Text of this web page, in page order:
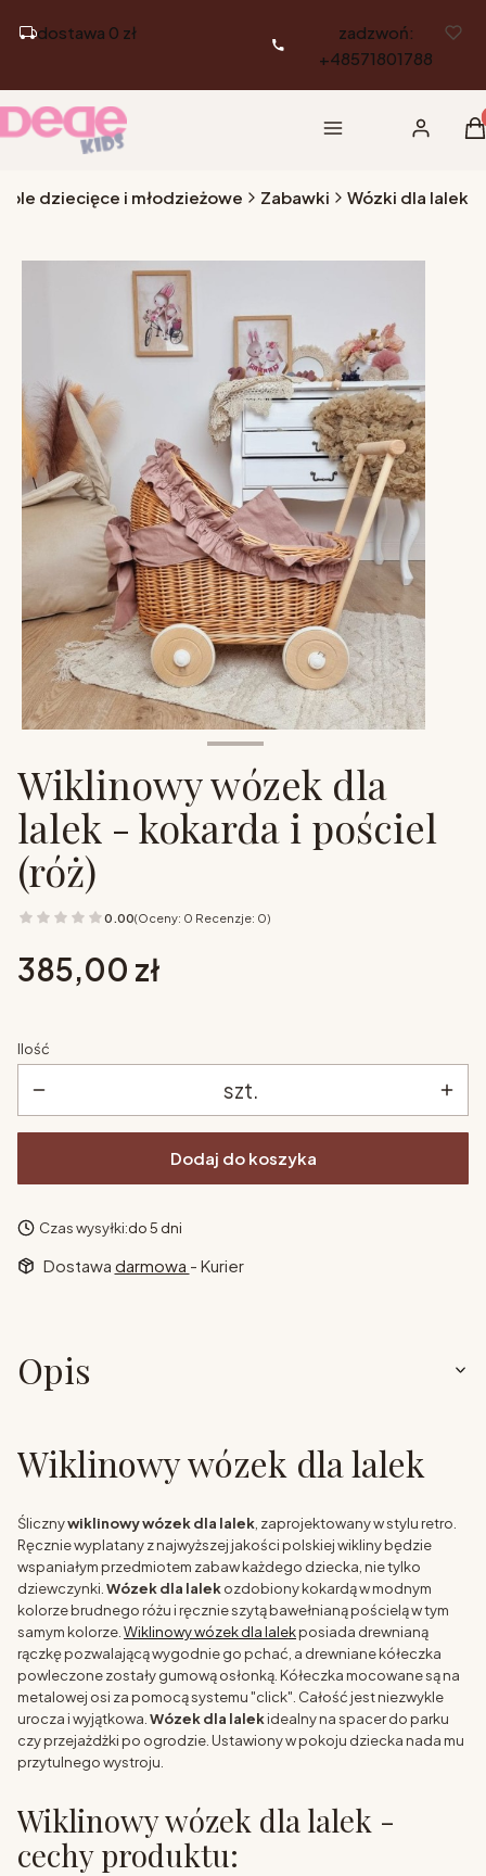
dostawa 0 zł
zadzwoń:
+48571801788
Menu Zaloguj się
dziecięce i młodzieżowe Zabawki Wózki dla lalek
Wiklinowy wózek dla
lalek - kokarda i pościel
(róż)
0.00(Oceny: 0 Recenzje: 0)
Cena
385,00 zł
Ilość
szt.
Dodaj do koszyka
Czas wysyłki:do 5 dni
Dostawa darmowa - Kurier
Opis
Wiklinowy wózek dla lalek
Ślicznywiklinowy wózek dla lalek , zaprojektowany w stylu retro.
Ręcznie wyplatany z najwyższej jakości polskiej wikliny będzie
wspaniałym przedmiotem zabaw każdego dziecka, nie tylko
dziewczynki. Wózek dla lalekozdobiony kokardą w modnym
kolorze brudnego różu i ręcznie szytą bawełnianą pościelą w tym
samym kolorze. Wiklinowy wózek dla lalekposiada drewnianą
rączkę pozwalającą wygodnie go pchać, a drewniane kółeczka
powleczone zostały gumową osłonką. Kółeczka mocowane są na
metalowej osi za pomocą systemu "click". Całość jest niezwykle
urocza i wyjątkowa. Wózek dla lalekidealny na spacer do parku
czy przejażdżki po ogrodzie. Ustawiony w pokoju dziecka nada mu
przytulnego wystroju.
Wiklinowy wózek dla lalek -
cechy produktu: